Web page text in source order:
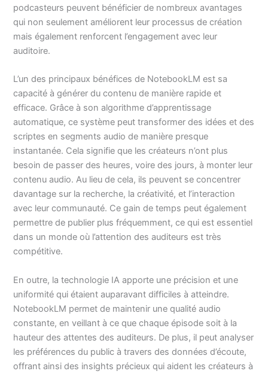
podcasteurs peuvent bénéficier de nombreux avantages
qui non seulement améliorent leur processus de création
mais également renforcent l’engagement avec leur
auditoire.
L’un des principaux bénéfices de NotebookLM est sa
capacité à générer du contenu de manière rapide et
efficace. Grâce à son algorithme d’apprentissage
automatique, ce système peut transformer des idées et des
scriptes en segments audio de manière presque
instantanée. Cela signifie que les créateurs n’ont plus
besoin de passer des heures, voire des jours, à monter leur
contenu audio. Au lieu de cela, ils peuvent se concentrer
davantage sur la recherche, la créativité, et l’interaction
avec leur communauté. Ce gain de temps peut également
permettre de publier plus fréquemment, ce qui est essentiel
dans un monde où l’attention des auditeurs est très
compétitive.
En outre, la technologie IA apporte une précision et une
uniformité qui étaient auparavant difficiles à atteindre.
NotebookLM permet de maintenir une qualité audio
constante, en veillant à ce que chaque épisode soit à la
hauteur des attentes des auditeurs. De plus, il peut analyser
les préférences du public à travers des données d’écoute,
offrant ainsi des insights précieux qui aident les créateurs à